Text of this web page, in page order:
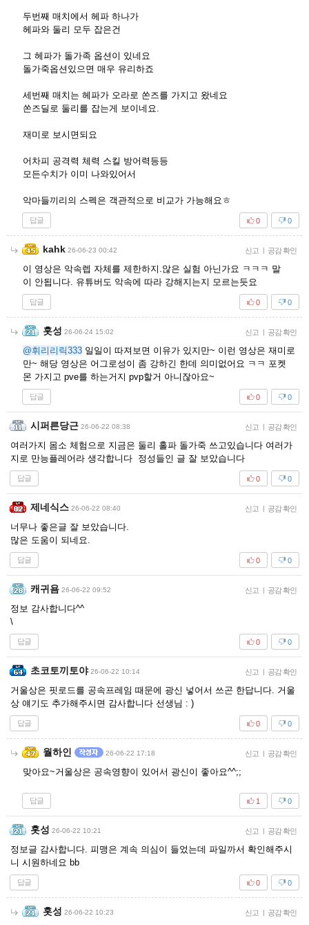
두번째 매치에서 헤파 하나가
헤파와 둘리 모두 잡은건
그 헤파가 돌가족 옵션이 있네요
돌가죽옵션있으면 매우 유리하죠
세번째 매치는 헤파가 오라로 쏜즈를 가지고 왔네요
쏜즈딜로 둘리를 잡는게 보이네요.
재미로 보시면되요
어차피 공격력 체력 스킬 방어력등등
모든수치가 이미 나와있어서
악마들끼리의 스펙은 객관적으로 비교가 가능해요ㅎ
답글 0
0
kahk 26-06-23 00:42 신고 | 공감 확인
이 영상은 악속렙 자체를 제한하지.않은 실험 아닌가요 ㅋㅋㅋ 말
이 안됩니다. 유튜버도 악속에 따라 강해지는지 모르는듯요
답글 0
0
홋성 26-06-24 15:02 신고 | 공감 확인
@휘리리릭333 일일이 따져보면 이유가 있지만~ 이런 영상은 재미로
만~ 해당 영상은 어그로성이 좀 강하긴 한데 의미없어요 ㅋㅋ 포켓
몬 가지고 pve를 하는거지 pvp할거 아니잖아요~
답글 0
0
시퍼른당근 26-06-22 08:38 신고 | 공감 확인
여러가지 몸소 체험으로 지금은 둘리 홀파 돌가죽 쓰고있습니다 여러가
지로 만능플레어라 생각합니다 정성들인 글 잘 보았습니다
답글 0
0
제네식스 26-06-22 08:40 신고 | 공감 확인
너무나 좋은글 잘 보았습니다.
많은 도움이 되네요.
답글 0
0
캐귀욤 26-06-22 09:52 신고 | 공감 확인
정보 감사합니다^^
\
답글 0
0
초코토끼토야 26-06-22 10:14 신고 | 공감 확인
거울상은 핏로드를 공속프레임 때문에 광신 넣어서 쓰곤 한답니다. 거울
상 얘기도 추가해주시면 감사합니다 선생님 : )
답글 0
0
월하인 26-06-22 17:18 신고 | 공감 확인
맞아요~거울상은 공속영향이 있어서 광신이 좋아요^^;;
답글 0
1
홋성 26-06-22 10:21 신고 | 공감 확인
정보글 감사합니다. 피맹은 계속 의심이 들었는데 파일까서 확인해주시
니 시원하네요 bb
답글 0
0
홋성 26-06-22 10:23 신고 | 공감 확인